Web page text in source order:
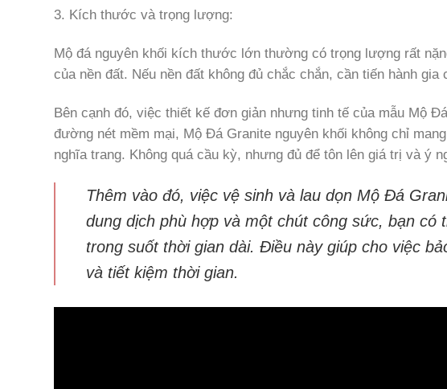
3. Kích thước và trọng lượng:
Mộ đá nguyên khối kích thước lớn thường có trọng lượng rất
của nền đất. Nếu nền đất không đủ chắc chắn, cần tiến hành
Bên cạnh đó, việc thiết kế đơn giản nhưng tinh tế của mẫu Mộ
đường nét mềm mại, Mộ Đá Granite nguyên khối không chỉ
nghĩa trang. Không quá cầu kỳ, nhưng đủ để tôn lên giá trị và ý
Thêm vào đó, việc vệ sinh và lau dọn Mộ Đá
dung dịch phù hợp và một chút công sức, bạn
trong suốt thời gian dài. Điều này giúp cho việc
và tiết kiệm thời gian.